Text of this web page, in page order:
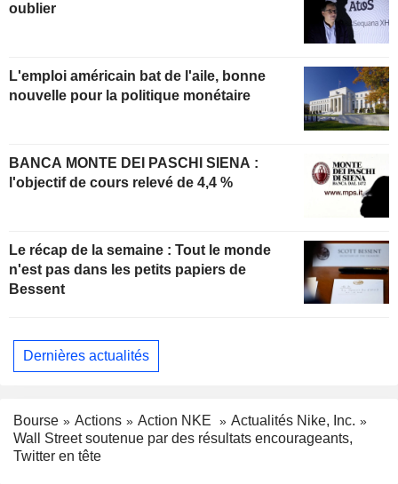
oublier
L'emploi américain bat de l'aile, bonne
nouvelle pour la politique monétaire
BANCA MONTE DEI PASCHI SIENA :
l'objectif de cours relevé de 4,4 %
Le récap de la semaine : Tout le monde
n'est pas dans les petits papiers de
Bessent
Dernières actualités
Bourse Actions Action NKE
Actualités Nike, Inc.
Wall Street soutenue par des résultats encourageants,
Twitter en tête